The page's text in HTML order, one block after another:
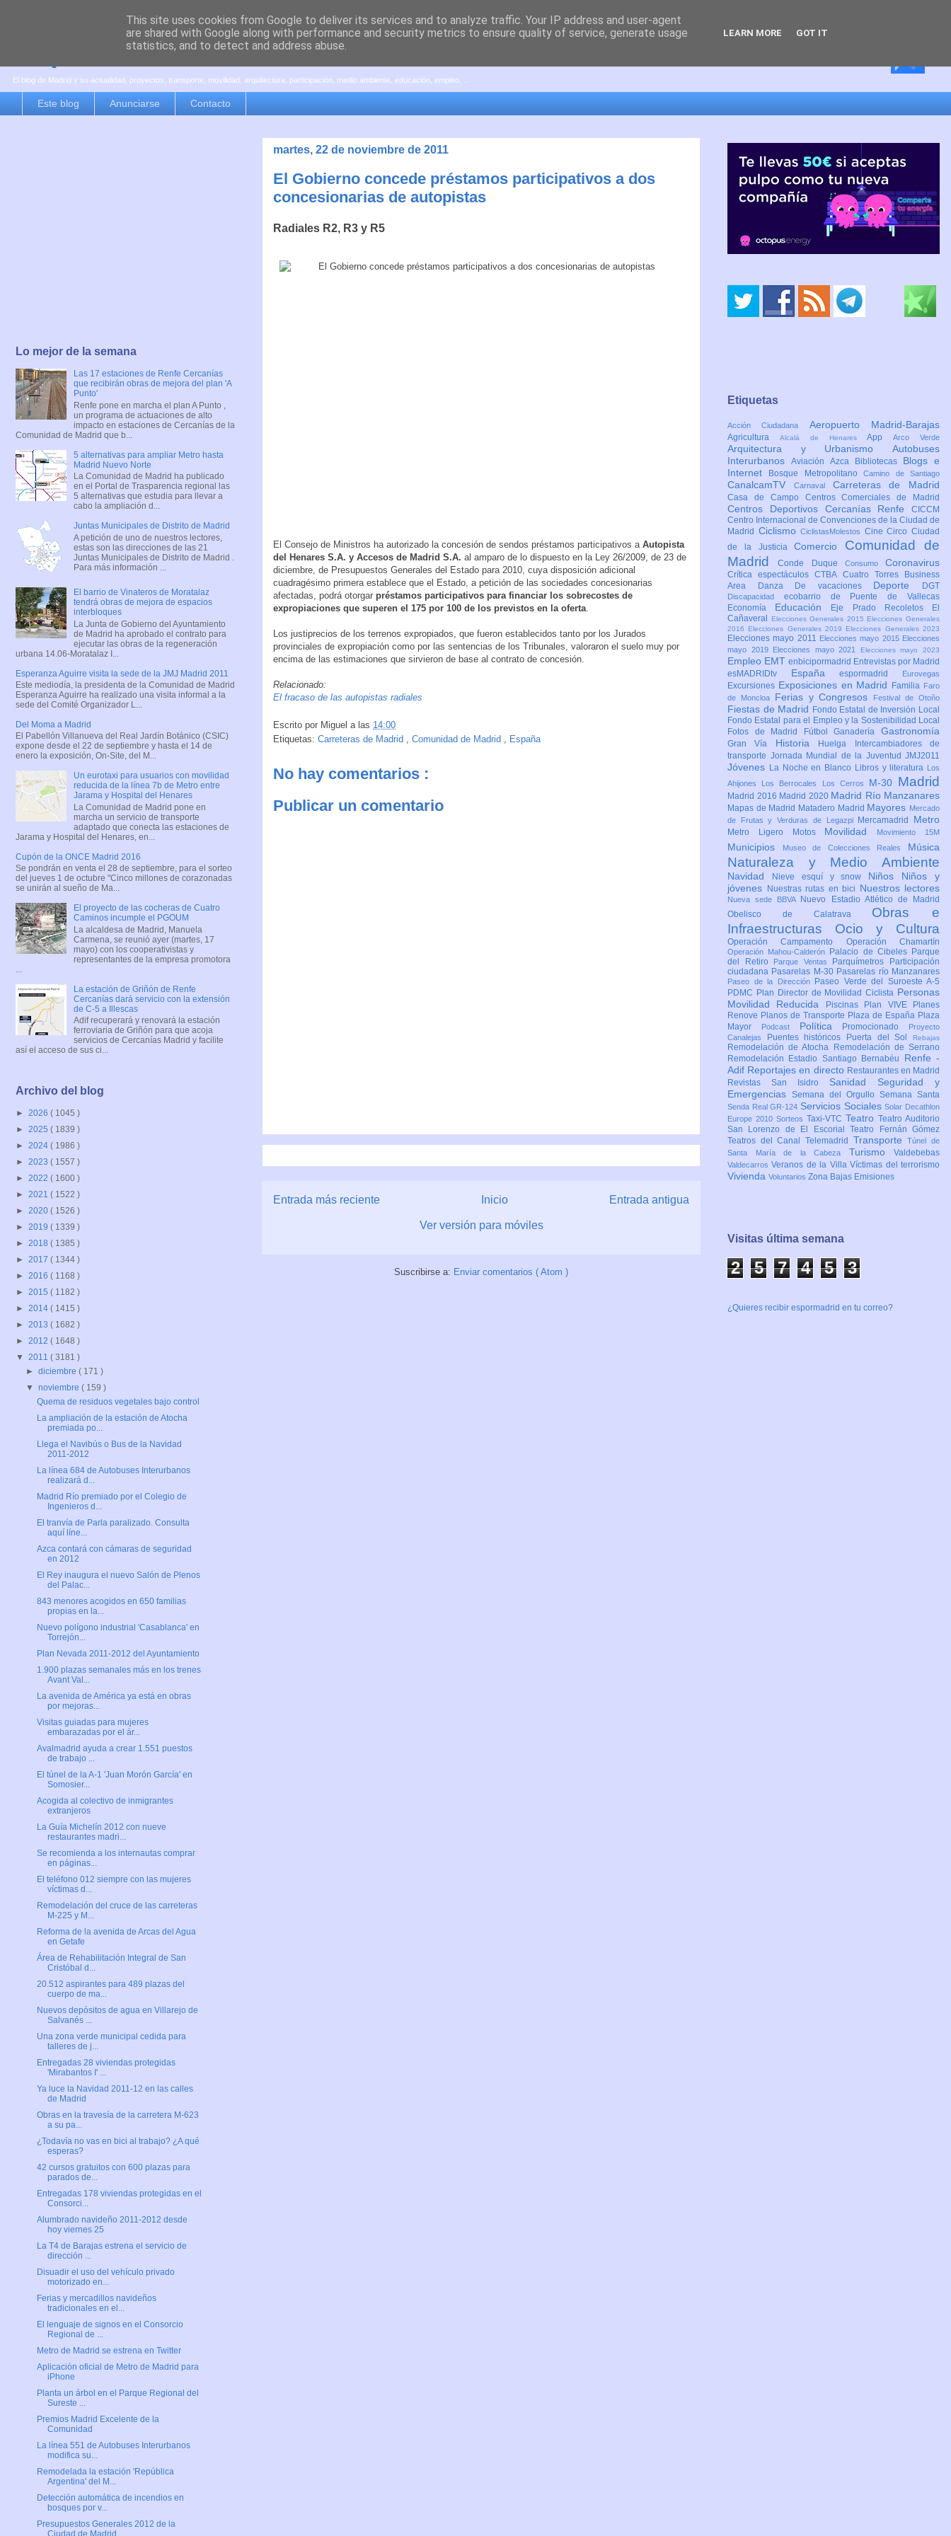
es por madrid
El blog de Madrid y su actualidad, proyectos, transporte, movilidad, arquitectura, participación, medio ambiente, educación, empleo, ...
Este blog Anunciarse Contacto
martes, 22 de noviembre de 2011
El Gobierno concede préstamos participativos a dos
concesionarias de autopistas
Radiales R2, R3 y R5
El Consejo de Ministros ha autorizado la concesión de sendos préstamos participativos a Autopista
del Henares S.A. y Accesos de Madrid S.A. al amparo de lo dispuesto en la Ley 26/2009, de 23 de
diciembre, de Presupuestos Generales del Estado para 2010, cuya disposición adicional
cuadragésimo primera establece que el Estado, a petición de las sociedades concesionarias
afectadas, podrá otorgar préstamos participativos para financiar los sobrecostes de
expropiaciones que superen el 175 por 100 de los previstos en la oferta.
Los justiprecios de los terrenos expropiados, que fueron establecidos tanto por los Jurados
provinciales de expropiación como por las sentencias de los Tribunales, valoraron el suelo muy por
encima de las estimaciones que sirvieron de base al contrato de concesión.
Relacionado:
El fracaso de las autopistas radiales
Escrito por Miguel a las 14:00
Etiquetas: Carreteras de Madrid Comunidad de Madrid España
No hay comentarios :
Publicar un comentario
Entrada más reciente Entrada antigua
Inicio
Ver versión para móviles
Suscribirse a: Enviar comentarios ( Atom )
Lo mejor de la semana
Las 17 estaciones de Renfe Cercanías
que recibirán obras de mejora del plan 'A
Punto'
Renfe pone en marcha el plan A Punto ,
un programa de actuaciones de alto
impacto en estaciones de Cercanías de la
Comunidad de Madrid que b...
5 alternativas para ampliar Metro hasta
Madrid Nuevo Norte
La Comunidad de Madrid ha publicado
en el Portal de Trasparencia regional las
5 alternativas que estudia para llevar a
cabo la ampliación d...
Juntas Municipales de Distrito de Madrid
A petición de uno de nuestros lectores,
estas son las direcciones de las 21
Juntas Municipales de Distrito de Madrid .
Para más información ...
El barrio de Vinateros de Moratalaz
tendrá obras de mejora de espacios
interbloques
La Junta de Gobierno del Ayuntamiento
de Madrid ha aprobado el contrato para
ejecutar las obras de la regeneración
urbana 14.06-Moratalaz I...
Esperanza Aguirre visita la sede de la JMJ Madrid 2011
Este mediodía, la presidenta de la Comunidad de Madrid
Esperanza Aguirre ha realizado una visita informal a la
sede del Comité Organizador L...
Del Moma a Madrid
El Pabellón Villanueva del Real Jardín Botánico (CSIC)
expone desde el 22 de septiembre y hasta el 14 de
enero la exposición, On-Site, del M...
Un eurotaxi para usuarios con movilidad
reducida de la línea 7b de Metro entre
Jarama y Hospital del Henares
La Comunidad de Madrid pone en
marcha un servicio de transporte
adaptado que conecta las estaciones de
Jarama y Hospital del Henares, en...
Cupón de la ONCE Madrid 2016
Se pondrán en venta el 28 de septiembre, para el sorteo
del jueves 1 de octubre "Cinco millones de corazonadas
se unirán al sueño de Ma...
El proyecto de las cocheras de Cuatro
Caminos incumple el PGOUM
La alcaldesa de Madrid, Manuela
Carmena, se reunió ayer (martes, 17
mayo) con los cooperativistas y
representantes de la empresa promotora
La estación de Griñón de Renfe
Cercanías dará servicio con la extensión
de C-5 a Illescas
Adif recuperará y renovará la estación
ferroviaria de Griñón para que acoja
servicios de Cercanías Madrid y facilite
así el acceso de sus ci...
Archivo del blog
► 2026 ( 1045 )
► 2025 ( 1839 )
► 2024 ( 1986 )
► 2023 ( 1557 )
► 2022 ( 1600 )
► 2021 ( 1522 )
► 2020 ( 1526 )
► 2019 ( 1339 )
► 2018 ( 1385 )
► 2017 ( 1344 )
► 2016 ( 1168 )
► 2015 ( 1182 )
► 2014 ( 1415 )
► 2013 ( 1682 )
► 2012 ( 1648 )
▼ 2011 ( 3181 )
►diciembre( 171 )
▼noviembre( 159 )
Quema de residuos vegetales bajo control
La ampliación de la estación de Atocha
premiada po...
Llega el Navibús o Bus de la Navidad
2011-2012
La línea 684 de Autobuses Interurbanos
realizará d...
Madrid Río premiado por el Colegio de
Ingenieros d...
El tranvía de Parla paralizado. Consulta
aquí líne...
Azca contará con cámaras de seguridad
en 2012
El Rey inaugura el nuevo Salón de Plenos
del Palac...
843 menores acogidos en 650 familias
propias en la...
Nuevo polígono industrial 'Casablanca' en
Torrejón...
Plan Nevada 2011-2012 del Ayuntamiento
1.900 plazas semanales más en los trenes
Avant Val...
La avenida de América ya está en obras
por mejoras...
Visitas guiadas para mujeres
embarazadas por el ár...
Avalmadrid ayuda a crear 1.551 puestos
de trabajo ...
El túnel de la A-1 'Juan Morón García' en
Somosier...
Acogida al colectivo de inmigrantes
extranjeros
La Guía Michelín 2012 con nueve
restaurantes madri...
Se recomienda a los internautas comprar
en páginas...
El teléfono 012 siempre con las mujeres
víctimas d...
Remodelación del cruce de las carreteras
M-225 y M...
Reforma de la avenida de Arcas del Agua
en Getafe
Área de Rehabilitación Integral de San
Cristóbal d...
20.512 aspirantes para 489 plazas del
cuerpo de ma...
Nuevos depósitos de agua en Villarejo de
Salvanés ...
Una zona verde municipal cedida para
talleres de j...
Entregadas 28 viviendas protegidas
'Mirabantos I' ...
Ya luce la Navidad 2011-12 en las calles
de Madrid
Obras en la travesía de la carretera M-623
a su pa...
¿Todavía no vas en bici al trabajo? ¿A qué
esperas?
42 cursos gratuitos con 600 plazas para
parados de...
Entregadas 178 viviendas protegidas en el
Consorci...
Alumbrado navideño 2011-2012 desde
hoy viernes 25
La T4 de Barajas estrena el servicio de
dirección ...
Disuadir el uso del vehículo privado
motorizado en...
Ferias y mercadillos navideños
tradicionales en el...
El lenguaje de signos en el Consorcio
Regional de ...
Metro de Madrid se estrena en Twitter
Aplicación oficial de Metro de Madrid para
iPhone
Planta un árbol en el Parque Regional del
Sureste ...
Premios Madrid Excelente de la
Comunidad
La línea 551 de Autobuses Interurbanos
modifica su...
Remodelada la estación 'República
Argentina' del M...
Detección automática de incendios en
bosques por v...
Presupuestos Generales 2012 de la
Etiquetas
Acción Ciudadana Aeropuerto Madrid-Barajas
Agricultura Alcalá de HenaresAppArco Verde
Arquitectura y Urbanismo Autobuses
Interurbanos Aviación Azca Bibliotecas Blogs e
Internet
Bosque MetropolitanoCamino de Santiago
CanalcamTV Carnaval Carreteras de Madrid
Casa de Campo Centros Comerciales de Madrid
Centros Deportivos Cercanías Renfe CICCM
Centro Internacional de Convenciones de la Ciudad de
Madrid CiclismoCiclistasMolestos CineCircoCiudad
de la JusticiaComercio Comunidad de
MadridConde Duque Consumo Coronavirus
Crítica espectáculosCTBA Cuatro Torres Business
Area
Danza De vacaciones Deporte DGT
Discapacidad ecobarrio de Puente de Vallecas
Economía Educación Eje Prado Recoletos
El
Cañaveral
Elecciones Generales 2015 Elecciones Generales
2016 Elecciones Generales 2019 Elecciones Generales 2023
Elecciones mayo 2011 Elecciones mayo 2015 Elecciones
mayo 2019
Elecciones mayo 2021 Elecciones mayo 2023
Empleo EMT enbicipormadrid Entrevistas por Madrid
esMADRIDtv Españaespormadrid Eurovegas
Excursiones Exposiciones en Madrid Familia Faro
de Moncloa
Ferias y Congresos Festival de Otoño
Fiestas de Madrid Fondo Estatal de Inversión Local
Fondo Estatal para el Empleo y la Sostenibilidad Local
Fotos de Madrid
FútbolGanaderíaGastronomía
Gran Vía Historia Huelga
Intercambiadores de
transporte Jornada Mundial de la Juventud JMJ2011
Jóvenes La Noche en Blanco Libros y literatura
Los
Ahijones
Los Berrocales Los Cerros M-30 Madrid
Madrid 2016 Madrid 2020 Madrid Río Manzanares
Mapas de Madrid Matadero Madrid Mayores Mercado
de Frutas y Verduras de Legazpi
Mercamadrid Metro
Metro Ligero Motos Movilidad Movimiento 15M
Municipios Museo de Colecciones Reales Música
Naturaleza y Medio Ambiente
Navidad Nieve esquí y snow Niños Niños y
jóvenes
Nuestras rutas en bici Nuestros lectores
Nueva sede BBVA
Nuevo Estadio Atlético de Madrid
Obelisco de Calatrava Obras e
Infraestructuras Ocio y Cultura
Operación Campamento Operación Chamartín
Operación Mahou-Calderón Palacio de Cibeles Parque
del Retiro
Parque Ventas Parquímetros
Participación
ciudadana Pasarelas M-30 Pasarelas río Manzanares
Paseo de la Dirección
Paseo Verde del Suroeste A-5
PDMC Plan Director de Movilidad Ciclista Personas
Movilidad Reducida
Piscinas Plan VIVE
Planes
Renove Planos de Transporte Plaza de España Plaza
Mayor
Podcast Política Promocionado
Proyecto
Canalejas
Puentes históricos Puerta del Sol Rebajas
Remodelación de Atocha
Remodelación de Serrano
Remodelación Estadio Santiago Bernabéu Renfe -
Adif Reportajes en directo Restaurantes en Madrid
Revistas San Isidro Sanidad Seguridad y
Emergencias Semana del Orgullo Semana Santa
Senda Real GR-124 Servicios SocialesSolar Decathlon
Europe 2010 Sorteos Taxi-VTC Teatro Teatro Auditorio
San Lorenzo de El EscorialTeatro Fernán Gómez
Teatros del Canal Telemadrid TransporteTúnel de
Santa María de la Cabeza Turismo Valdebebas
ValdecarrosVeranos de la VillaVíctimas del terrorismo
Vivienda Voluntarios Zona Bajas Emisiones
Visitas última semana
2 5 7 4 5 3
¿Quieres recibir espormadrid en tu correo?
This site uses cookies from Google to deliver its services and to analyze traffic. Your IP address and user-agent
are shared with Google along with performance and security metrics to ensure quality of service, generate usage
statistics, and to detect and address abuse.
LEARN MORE GOT IT